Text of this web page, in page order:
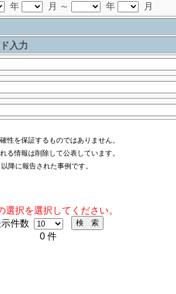
年 月 ～ 年 月
入力
性を保証するものではありません。
る情報は削除して公表しています。
降に報告された事例です。
選択を選択してください。
件数
0 件